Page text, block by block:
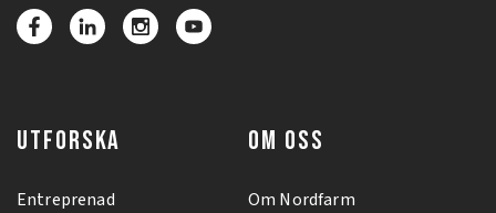
UTFORSKA
Entreprenad
OM OSS
Om Nordfarm